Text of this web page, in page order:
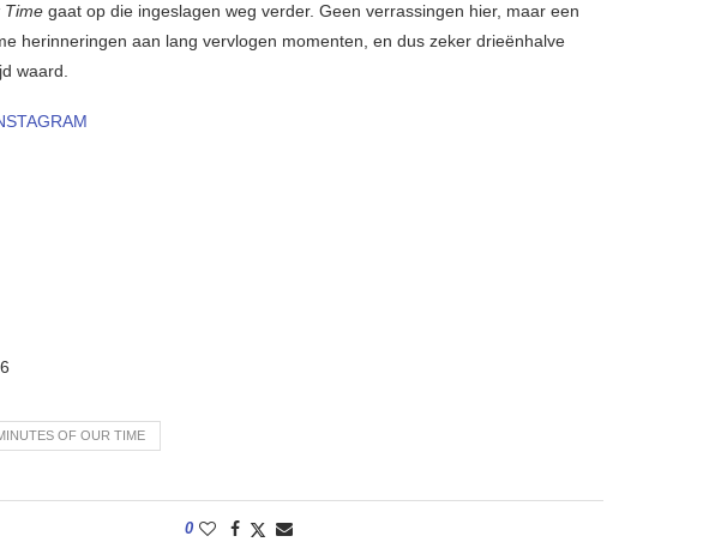
Time gaat op die ingeslagen weg verder. Geen verrassingen hier, maar een
herinneringen aan lang vervlogen momenten, en dus zeker drieënhalve
waard.
OF OUR TIME
0